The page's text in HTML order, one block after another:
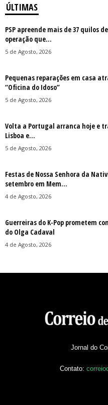
ÚLTIMAS
PSP apreende mais de 37 quilos
operação que...
5 de Agosto, 2026
Pequenas reparações em casa
“Oficina do Idoso”
5 de Agosto, 2026
Volta a Portugal arranca hoje e
Lisboa e...
5 de Agosto, 2026
Festas de Nossa Senhora da
setembro em Mem...
4 de Agosto, 2026
Guerreiras do K-Pop prometem
do Olga Cadaval
4 de Agosto, 2026
Jornal do
Contato: